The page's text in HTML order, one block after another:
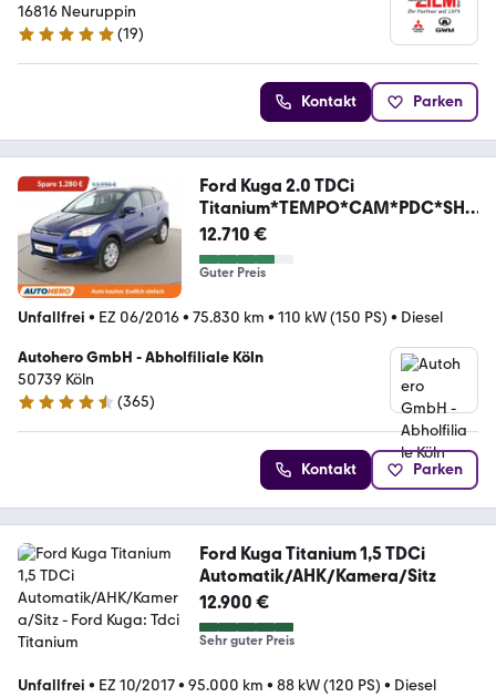
16816 Neuruppin
4.9 Sterne
(19)
Kontakt Parken
Ford Kuga 2.0 TDCi
Titanium*TEMPO*CAM*PDC*SHZ
*KLIMA*
12.710 €
Guter Preis
Unfallfrei • EZ 06/2016• 75.830 km • 110 kW (150 PS) • Diesel
Autohero GmbH - Abholfiliale Köln
50739 Köln
4.6 Sterne
(365)
Kontakt Parken
Ford Kuga Titanium 1,5 TDCi
Automatik/AHK/Kamera/Sitz
12.900 €
Sehr guter Preis
Unfallfrei • EZ 10/2017• 95.000 km • 88 kW (120 PS) • Diesel